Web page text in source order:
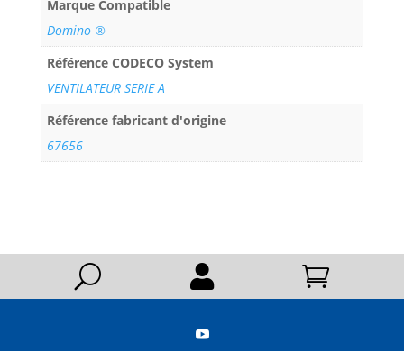
Marque Compatible
Domino ®
Référence CODECO System
VENTILATEUR SERIE A
Référence fabricant d'origine
67656
U  
